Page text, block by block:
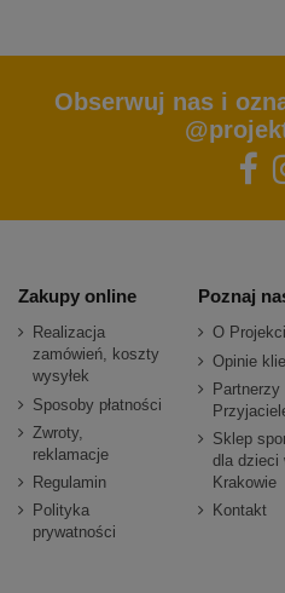
Obserwuj nas i
Zakupy online
Realizacja
zamówień, koszty
wysyłek
Sposoby płatności
Zwroty,
reklamacje
Regulamin
Polityka
prywatności
Poznaj
O
Opinie
Partnerzy
Sklep
dla dzieci
Krakowie
Kontakt